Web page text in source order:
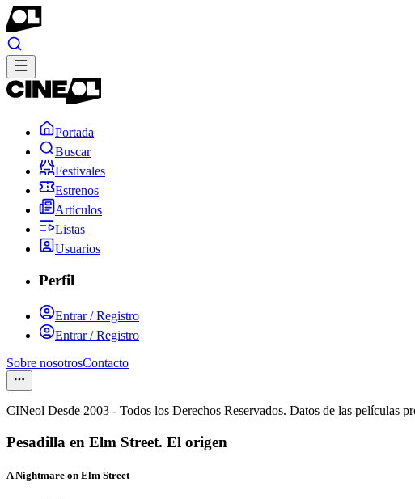
Portada
Buscar
Festivales
Estrenos
Artículos
Listas
Usuarios
Perfil
Entrar / Registro
Entrar / Registro
Sobre nosotrosContacto
CINeol Desde 2003 - Todos los Derechos Reservados. Datos de las películas
Pesadilla en Elm Street. El origen
A Nightmare on Elm Street